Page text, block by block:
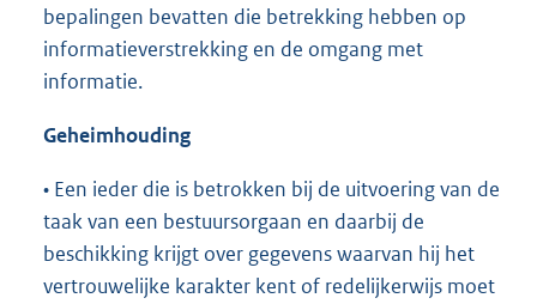
bepalingen bevatten die betrekking hebben op
informatieverstrekking en de omgang met
informatie.
Geheimhouding
• Een ieder die is betrokken bij de uitvoering van de
taak van een bestuursorgaan en daarbij de
beschikking krijgt over gegevens waarvan hij het
vertrouwelijke karakter kent of redelijkerwijs moet